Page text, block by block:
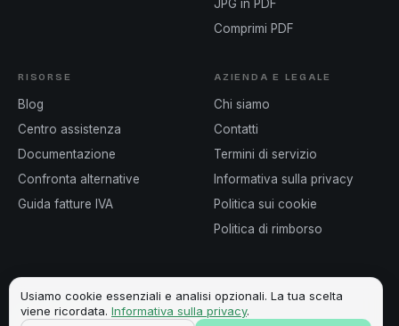
JPG in PDF
Comprimi PDF
RISORSE
Blog
Centro assistenza
Documentazione
Confronta alternative
Guida fatture IVA
AZIENDA E LEGALE
Chi siamo
Contatti
Termini di servizio
Informativa sulla privacy
Politica sui cookie
Politica di rimborso
©2026Invoicey ·Prodotto in Europa
Usiamo cookie essenziali e analisi opzionali. La tua scelta
viene ricordata. Informativa sulla privacy.